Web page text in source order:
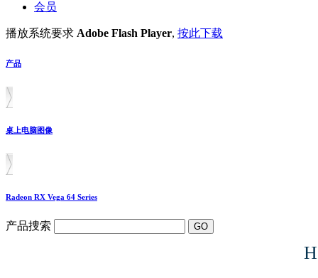
会员
播放系统要求 Adobe Flash Player, 按此下载
产品
桌上电脑图像
Radeon RX Vega 64 Series
产品捜索